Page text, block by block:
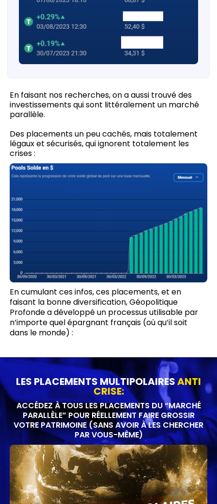
En faisant nos recherches, on a aussi trouvé des
investissements qui sont littéralement un marché
parallèle.
Des placements un peu cachés, mais totalement
légaux et sécurisés, qui ignorent totalement les
crises :
En cumulant ces infos, ces placements, et en
faisant la bonne diversification, Géopolitique
Profonde a développé un processus utilisable par
n’importe quel épargnant français (où qu’il soit
dans le monde) :
LES PLACEMENTS MULTIPOLAIRESANTI
CRISE:
ACCÉDEZ À TOUS LES PLACEMENTS DU “MARCHÉ
PARALLÈLE” POUR RÉELLEMENT FAIRE GROSSIR
VOTRE PATRIMOINE (SANS AVOIR À LES CHERCHER
PAR VOUS-MÊME)